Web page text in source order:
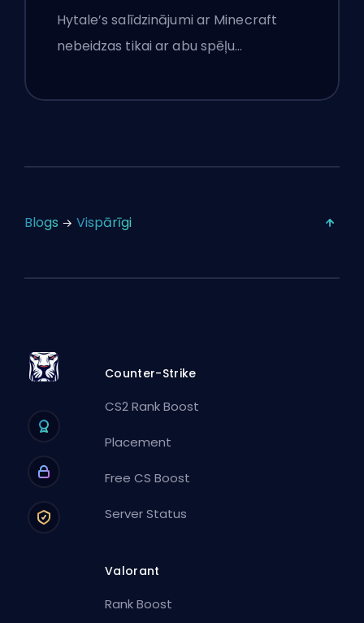
Hytale’s salīdzinājumi ar Minecraft
nebeidzas tikai ar abu spēļu…
Blogs Vispārīgi
Counter-Strike
CS2 Rank Boost
Placement
Free CS Boost
Server Status
Valorant
Rank Boost